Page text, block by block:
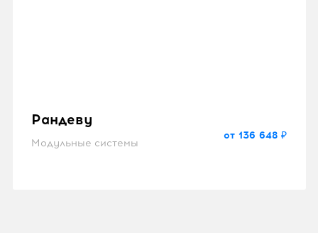
Рандеву
Модульные системы
от 136 648 ₽